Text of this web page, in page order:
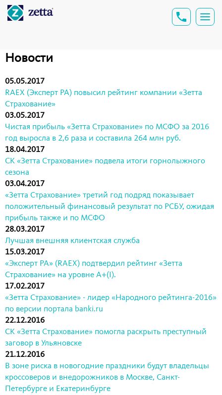
Новости
05.05.2017
RAEX (Эксперт РА) повысил рейтинг компании «Зетта
Страхование»
03.05.2017
Чистая прибыль «Зетта Страхование» по МСФО за 2016
год выросла в 2,6 раза и составила 264 млн руб.
18.04.2017
СК «Зетта Страхование» подвела итоги горнолыжного
сезона
03.04.2017
«Зетта Страхование» третий год подряд показывает
положительный финансовый результат по РСБУ, ожидая
прибыль также и по МСФО
28.03.2017
Лучшая внешняя клиентская служба
15.03.2017
«Эксперт РА» (RAEX) подтвердил рейтинг «Зетта
Страхование» на уровне А+(I).
17.02.2017
«Зетта Страхование» - лидер «Народного рейтинга-2016»
по версии портала banki.ru
22.12.2016
СК «Зетта Страхование» помогла раскрыть преступный
заговор в Ульяновске
21.12.2016
В зоне риска в новогодние праздники будут владельцы
кроссоверов и внедорожников в Москве, Санкт-
Петербурге и Екатеринбурге